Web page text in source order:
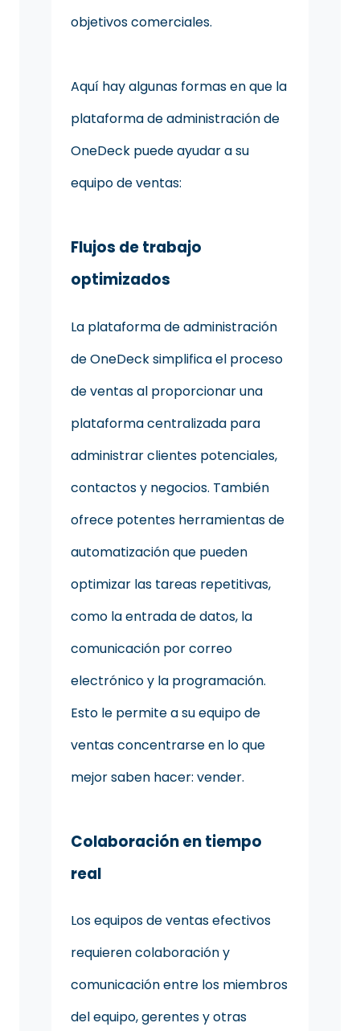
objetivos comerciales.
Aquí hay algunas formas en que la
plataforma de administración de
OneDeck puede ayudar a su
equipo de ventas:
Flujos de trabajo
optimizados
La plataforma de administración
de OneDeck simplifica el proceso
de ventas al proporcionar una
plataforma centralizada para
administrar clientes potenciales,
contactos y negocios. También
ofrece potentes herramientas de
automatización que pueden
optimizar las tareas repetitivas,
como la entrada de datos, la
comunicación por correo
electrónico y la programación.
Esto le permite a su equipo de
ventas concentrarse en lo que
mejor saben hacer: vender.
Colaboración en tiempo
real
Los equipos de ventas efectivos
requieren colaboración y
comunicación entre los miembros
del equipo, gerentes y otras